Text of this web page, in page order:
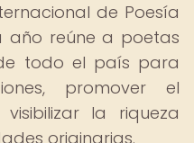
de Poesía
año reúne a poetas
todo el país para
promover el
la riqueza
originarias.